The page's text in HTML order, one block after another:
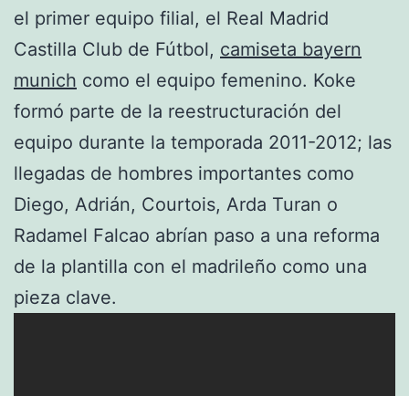
el primer equipo filial, el Real Madrid
Castilla Club de Fútbol, camiseta bayern
munich como el equipo femenino. Koke
formó parte de la reestructuración del
equipo durante la temporada 2011-2012; las
llegadas de hombres importantes como
Diego, Adrián, Courtois, Arda Turan o
Radamel Falcao abrían paso a una reforma
de la plantilla con el madrileño como una
pieza clave.